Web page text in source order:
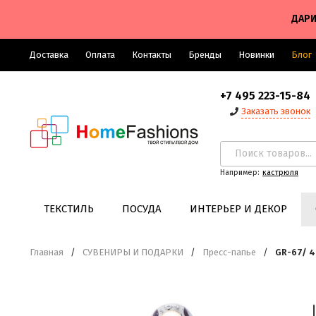
Доставка Оплата Контакты Бренды Новинки Блог
+7 495 223-15-84
Заказать звонок
Например: кастрюля
ТЕКСТИЛЬ ПОСУДА ИНТЕРЬЕР И ДЕКОР
Главная / СУВЕНИРЫ И ПОДАРКИ / Пресс-папье / GR-67/